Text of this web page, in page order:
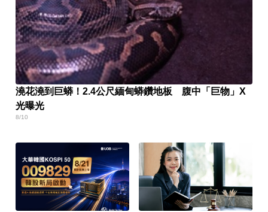
澆花澆到巨蟒！2.4公尺緬甸蟒鑽地板 腹中「巨物」X
光曝光
8/10